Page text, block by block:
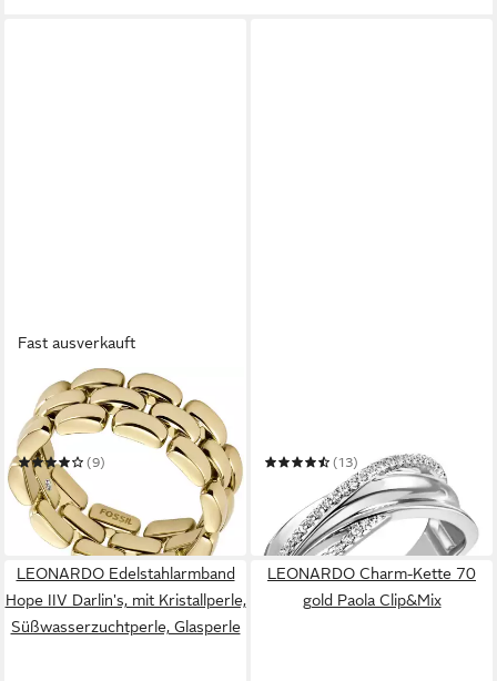
Fast ausverkauft
FOSSIL
Fingerring Schmuck
Geschenk Edelstahl Ring
Arden
(9)
ab 66,75 €
-11%
in 1-2 Werktagen bei dir
Silberring Ring glitzernd
(13)
UVP76,21 €
in 6-8 Werktagen bei dir
LEONARDO Edelstahlarmband
Hope IIV Darlin's, mit Kristallperle,
Süßwasserzuchtperle, Glasperle
LEONARDO Charm-Kette 70
gold Paola Clip&Mix